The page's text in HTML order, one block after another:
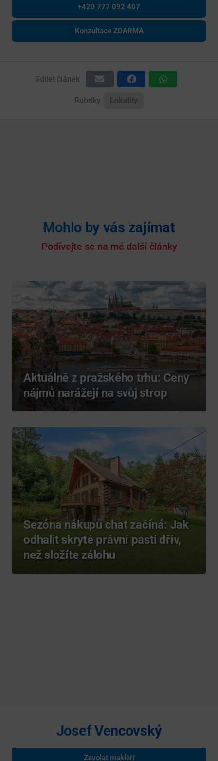
+420 777 092 407
Konzultace ZDARMA
Sdílet článek
Rubriky
Mohlo by vás zajímat
Podívejte se na mé další články
Aktuálně z pražského trhu: Ceny
nájmů narážejí na svůj strop
Sezóna nákupů chat začíná: Jak
odhalit skryté právní pasti dřív,
než složíte zálohu
Josef Vencovský
Zavolat makléři